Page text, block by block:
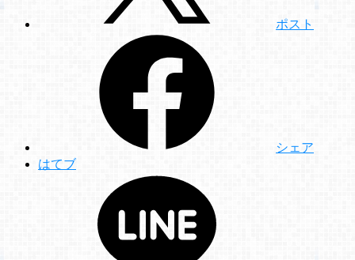
ポスト
シェア
はてブ